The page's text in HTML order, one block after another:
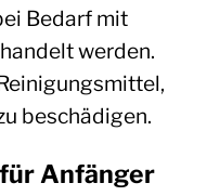
Bedarf mit
werden.
beschädigen.
Anfänger